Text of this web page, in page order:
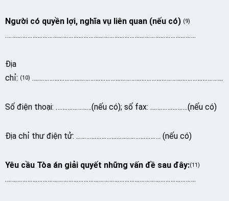
Người có quyền lợi, nghĩa vụ liên quan (nếu có) (9)
………………………………………………………………………………………………….
Địa
chỉ: (10) ………………………………………………………………………………………………….
Số điện thoại: …………………(nếu có); số fax: ………………….(nếu có)
Địa chỉ thư điện tử: ..………………………..………………. (nếu có)
Yêu cầu Tòa án giải quyết những vấn đề sau đây:(11)
………………………………………………………………………………………………….